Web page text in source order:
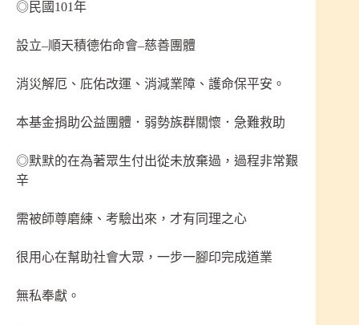
◎民國101年
設立–順天積德佑命會–慈善團體
消災解厄、庇佑改運、消減業障、護命保平安。
本基金捐助公益團體．弱勢族群關懷．急難救助
◎默默的在為著眾生付出從未放棄過，過程非常艱
辛
需被師尊磨練、考驗出來，才有同理之心
很用心在幫助社會大眾，一步一腳印完成道業
無私奉獻。